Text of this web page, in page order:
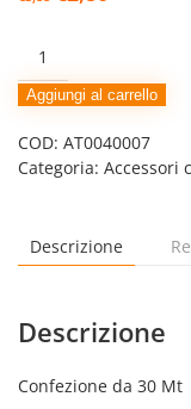
€3,88. €2,80.
RIGIDO
IN
DA
2
20
quantità
Aggiungi al carrello
COD: AT0040007
Categoria: Accessori
Descrizione
Descrizione
Confezione da 30 Mt